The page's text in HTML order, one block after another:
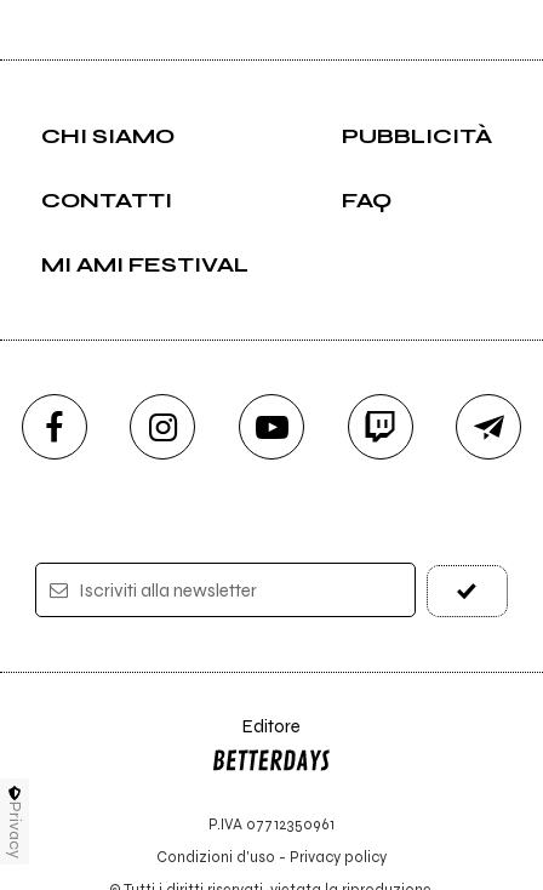
CHI SIAMO PUBBLICITÀ
CONTATTI FAQ
MI AMI FESTIVAL
Iscriviti alla newsletter
Editore
P.IVA 07712350961
Condizioni d'uso - Privacy policy
Privacy